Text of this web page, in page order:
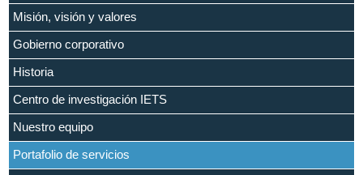
Misión, visión y valores
Gobierno corporativo
Historia
Centro de investigación IETS
Nuestro equipo
Portafolio de servicios